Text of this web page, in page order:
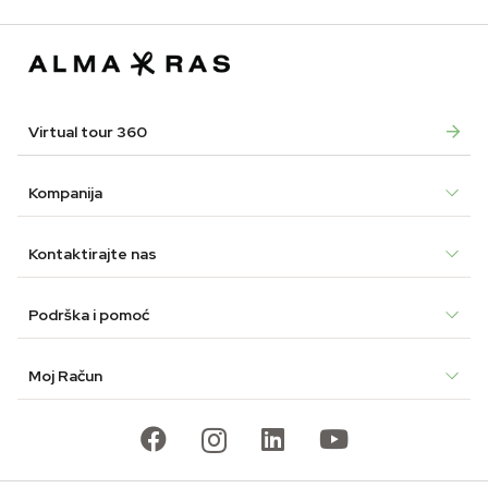
€46.00.
€31.43. €56.25.
€38.43.
Virtual tour 360
Kompanija
Kontaktirajte nas
Podrška i pomoć
Moj Račun